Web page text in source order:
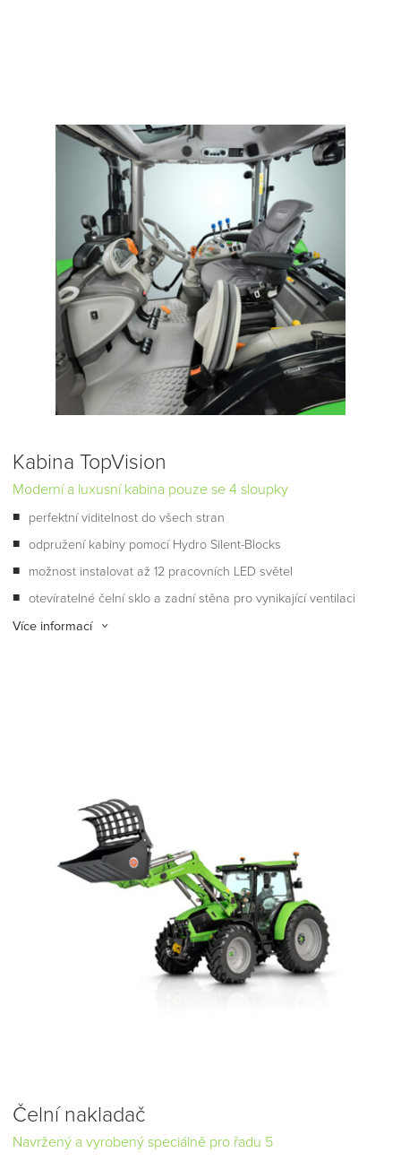
Kabina TopVision
Moderní a luxusní kabina pouze se 4 sloupky
perfektní viditelnost do všech stran
odpružení kabiny pomocí Hydro Silent-Blocks
možnost instalovat až 12 pracovních LED světel
otevíratelné čelní sklo a zadní stěna pro vynikající ventilaci
Více informací
Čelní nakladač
Navržený a vyrobený speciálně pro řadu 5